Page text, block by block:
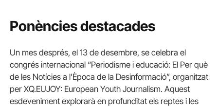
Ponències destacades
Un mes després, el 13 de desembre, se celebra el
congrés internacional “Periodisme i educació: El Per què
de les Notícies a l’Època de la Desinformació”, organitzat
per XQ.EUJOY: European Youth Journalism. Aquest
esdeveniment explorarà en profunditat els reptes i les